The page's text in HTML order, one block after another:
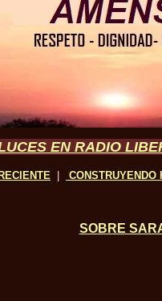
EN RADIO
CONSTRUYENDO
SOBRE